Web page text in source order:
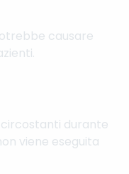
causare
circostanti durante
viene eseguita